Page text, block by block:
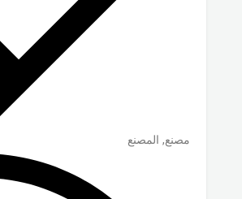
مصنع, المصنع